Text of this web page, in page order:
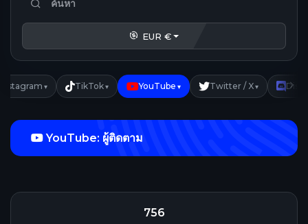
EUR €
Instagram ▾ TikTok▾ YouTube ▾ Twitter / X▾
YouTube: ผู้ติดตาม
756